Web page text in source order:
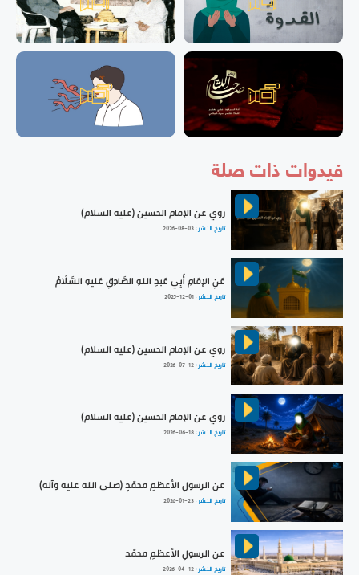
فيدوات ذات صلة
روي عن الإمام الحسين (عليه السلام)
تاريخ النشر :2026-08-03
عَنِ الإمَامِ أَبِي عَبدِ اللهِ الصَّادِقِ عَليهِ السَّلَامُ
تاريخ النشر :2025-12-01
روي عن الإمام الحسين (عليه السلام)
تاريخ النشر :2026-07-12
روي عن الإمام الحسين (عليه السلام)
تاريخ النشر :2026-06-18
عن الرسولِ الأعظمِ محمّدٍ (صلى الله عليه وآله)
تاريخ النشر :2026-01-23
عن الرسولِ الأعظمِ محمّد
تاريخ النشر :2026-04-12